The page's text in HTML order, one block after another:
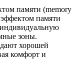
памяти (memory
памяти
зоны.
хорошей
комфорт и